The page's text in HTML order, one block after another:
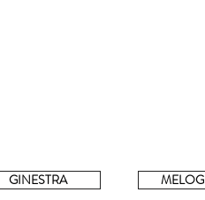
GINESTRA